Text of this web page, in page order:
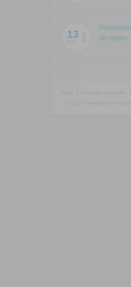
13
de registro